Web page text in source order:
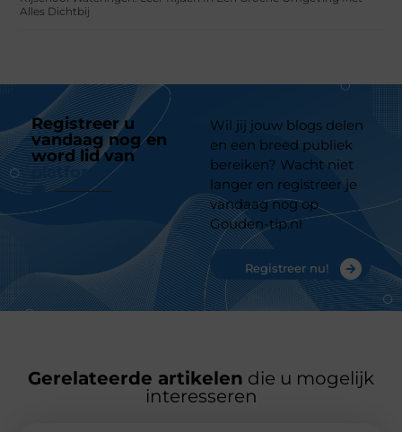
Alles Dichtbij
Registreer u
vandaag nog en
word lid van
platform
Wil jij jouw blogs delen
en een breed publiek
bereiken? Wacht niet
langer en registreer je
vandaag nog op
Gouden-tip.nl
Registreer nu!
Gerelateerde artikelen die u mogelijk
interesseren